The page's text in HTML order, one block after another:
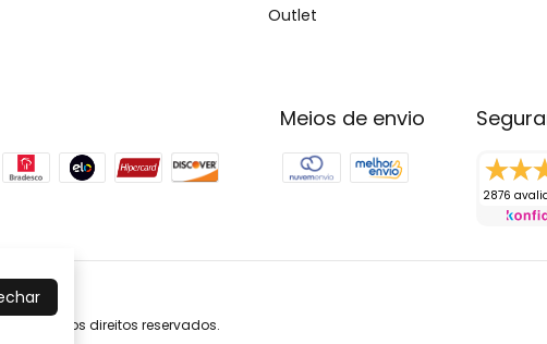
Outlet
Meios de envio
2876
Todos os direitos reservados.